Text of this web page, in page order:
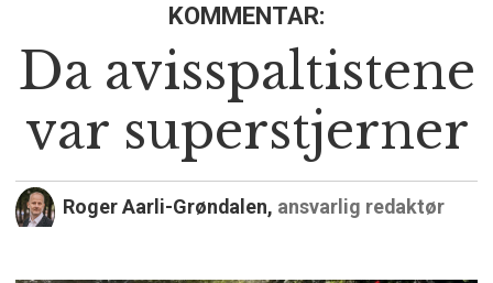
KOMMENTAR:
Da avisspaltistene
var superstjerner
Roger Aarli-Grøndalen, ansvarlig redaktør